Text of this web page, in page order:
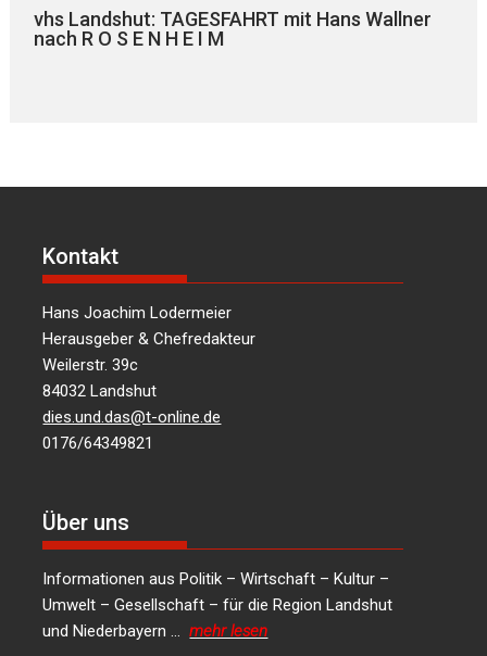
vhs Landshut: TAGESFAHRT mit Hans Wallner
nach R O S E N H E I M
Kontakt
Hans Joachim Lodermeier
Herausgeber & Chefredakteur
Weilerstr. 39c
84032 Landshut
dies.und.das@t-online.de
0176/64349821
Über uns
Informationen aus Politik – Wirtschaft – Kultur –
Umwelt – Gesellschaft – für die Region Landshut
und Niederbayern …mehr lesen